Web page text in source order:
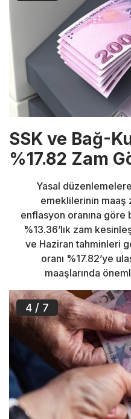
SSK ve Bağ-
%17.82 Zam
Yasal
emeklilerinin maaş
enflasyon oranına göre
%13.36’lık zam
ve Haziran tahminleri
oranı %17.82’ye
maaşlarında
4 / 7